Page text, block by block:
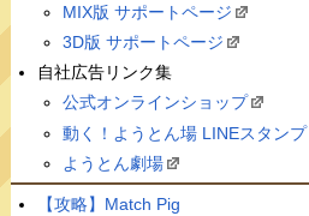
MIX版 サポートページ
3D版 サポートページ
自社広告リンク集
公式オンラインショップ
動く！ようとん場 LINEスタンプ
ようとん劇場
【攻略】Match Pig